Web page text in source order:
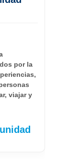
por la
viajar y